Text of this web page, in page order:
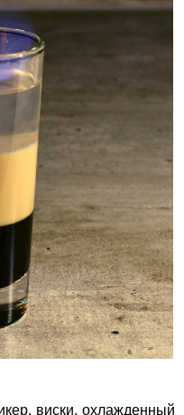
виски, охлажденный